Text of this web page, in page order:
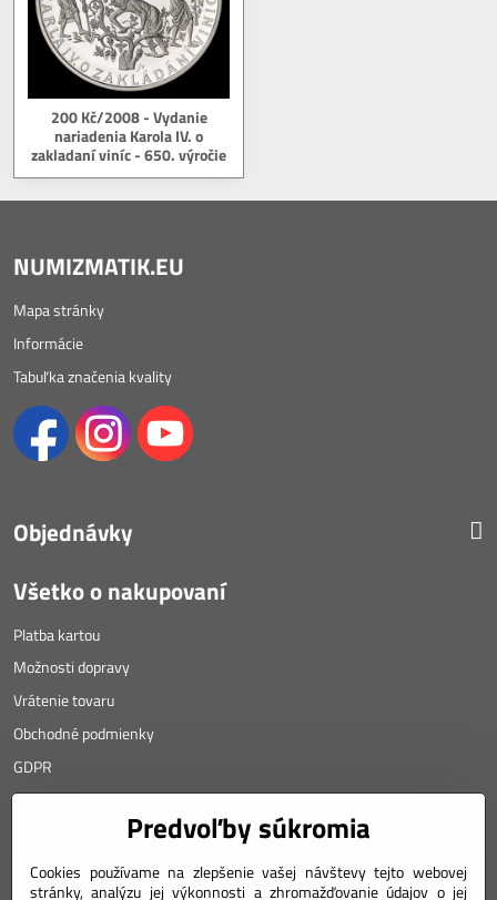
200 Kč/2008 - Vydanie
nariadenia Karola IV. o
zakladaní viníc - 650. výročie
NUMIZMATIK.EU
Mapa stránky
Informácie
Tabuľka značenia kvality
Objednávky
Všetko o nakupovaní
Platba kartou
Možnosti dopravy
Vrátenie tovaru
Obchodné podmienky
GDPR
Angyalova 461/75
Predvoľby súkromia
Cookies používame na zlepšenie vašej návštevy tejto webovej
stránky, analýzu jej výkonnosti a zhromažďovanie údajov o jej